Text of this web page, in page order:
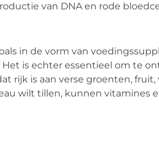
van DNA en rode
in de vorm van
is echter essentieel om te
rijk is aan verse groenten, fruit,
wilt tillen, kunnen vitamines